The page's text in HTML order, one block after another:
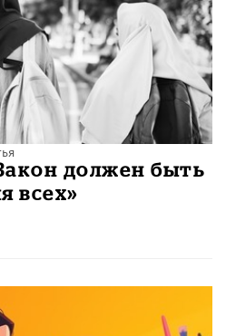
должен быть
всех»